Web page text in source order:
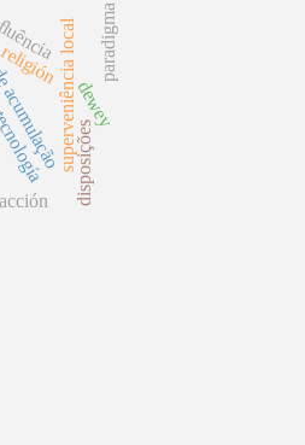
superveniência localdewey
disposições
acción
paradigma